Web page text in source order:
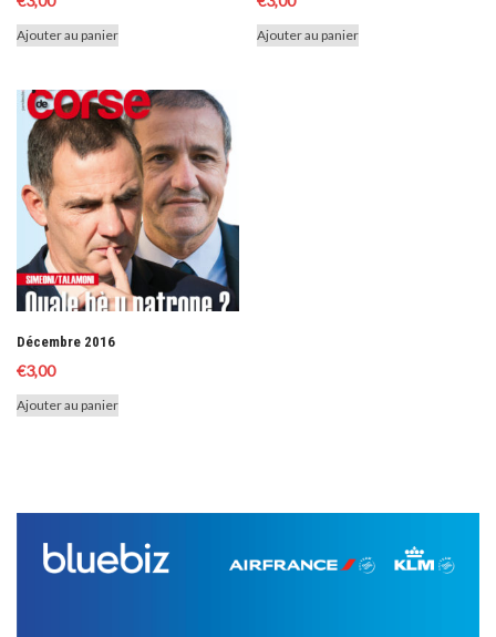
Ajouter au panier Ajouter au panier
Décembre 2016
€3,00
Ajouter au panier